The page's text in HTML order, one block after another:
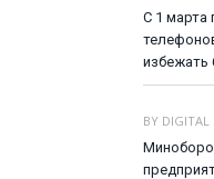
С 1 марта
избежать
BY DIGITAL